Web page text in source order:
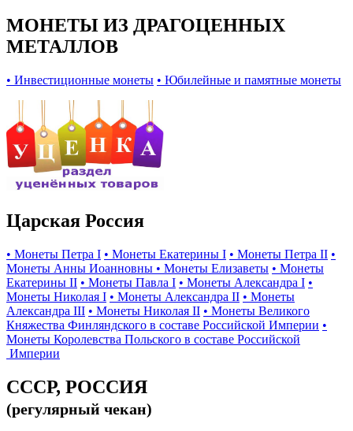
МОНЕТЫ ИЗ ДРАГОЦЕННЫХ
МЕТАЛЛОВ
• Инвестиционные монеты • Юбилейные и памятные монеты
Царская Россия
• Монеты Петра I • Монеты Екатерины I • Монеты Петра II •
Монеты Анны Иоанновны • Монеты Елизаветы • Монеты
Екатерины II • Монеты Павла I • Монеты Александра I •
Монеты Николая I • Монеты Александра II • Монеты
Александра III • Монеты Николая II • Монеты Великого
Княжества Финляндского в составе Российской Империи •
Монеты Королевства Польского в составе Российской
Империи
СССР, РОССИЯ
(регулярный чекан)